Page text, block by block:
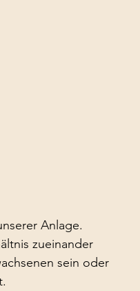
Anlage.
zueinander
sein oder